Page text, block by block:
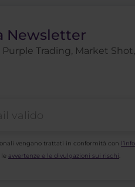
Newsletter
Trading, Market
vengano trattati in conformità con
avvertenze e le divulgazioni sui rischi.